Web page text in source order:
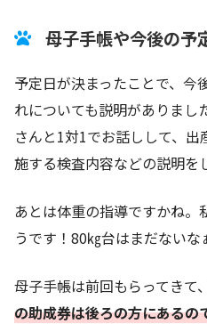
母子手帳や今後の予
予定日が決まったことで、今
れについても説明がありまし
さんと1対1でお話しして、
施する検査内容などの説明を
あとは体重の指導ですかね。
うです！80㎏台はまだないな
母子手帳は前回もらってきて
の助成券は後ろの方にあるの